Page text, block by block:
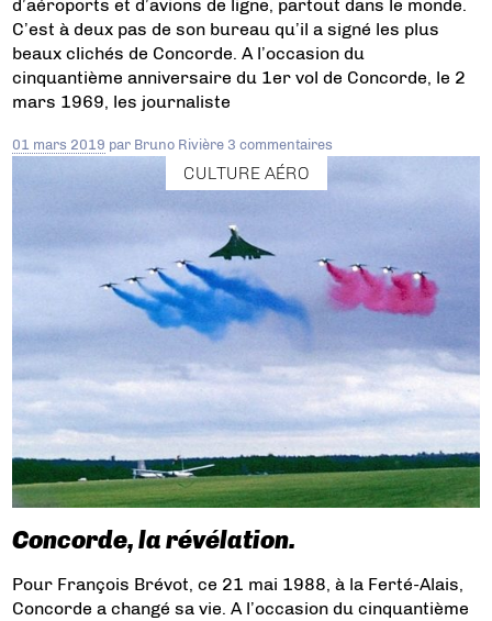
d’aéroports et d’avions de ligne, partout dans le monde.
C’est à deux pas de son bureau qu’il a signé les plus
beaux clichés de Concorde. A l’occasion du
cinquantième anniversaire du 1er vol de Concorde, le 2
mars 1969, les journaliste
01 mars 2019 par Bruno Rivière 3 commentaires
CULTURE AÉRO
Concorde, la révélation.
Pour François Brévot, ce 21 mai 1988, à la Ferté-Alais,
Concorde a changé sa vie. A l’occasion du cinquantième